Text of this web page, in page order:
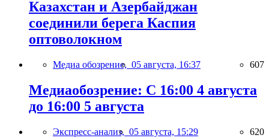
Казахстан и Азербайджан
соединили берега Каспия
оптоволокном
Медиа обозрение, 05 августа, 16:37 607
Медиаобозрение: С 16:00 4 августа
до 16:00 5 августа
Экспресс-анализ, 05 августа, 15:29 620